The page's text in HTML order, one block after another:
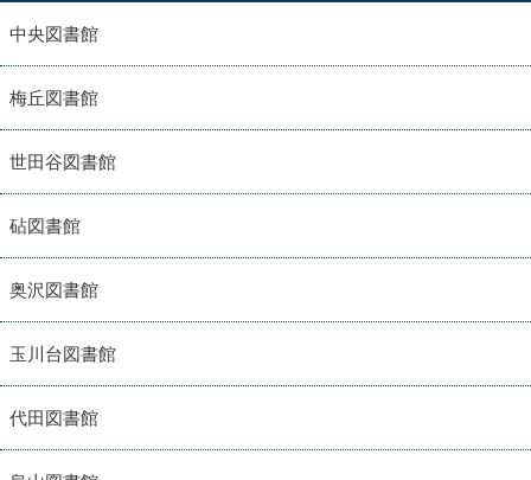
中央図書館
梅丘図書館
世田谷図書館
砧図書館
奥沢図書館
玉川台図書館
代田図書館